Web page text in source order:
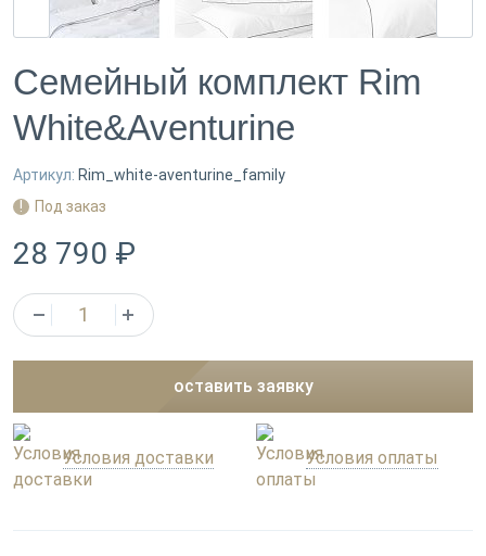
Семейный комплект Rim
White&Aventurine
Артикул: Rim_white-aventurine_family
Под заказ
28 790 ₽
оставить заявку
Условия доставки Условия оплаты